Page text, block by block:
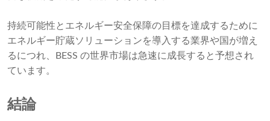
持続可能性とエネルギー安全保障の目標を達成するために
エネルギー貯蔵ソリューションを導入する業界や国が増え
るにつれ、BESS の世界市場は急速に成長すると予想され
ています。
結論